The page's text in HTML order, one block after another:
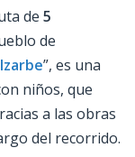
de 5
de
”, es una
niños, que
a las obras
del recorrido.